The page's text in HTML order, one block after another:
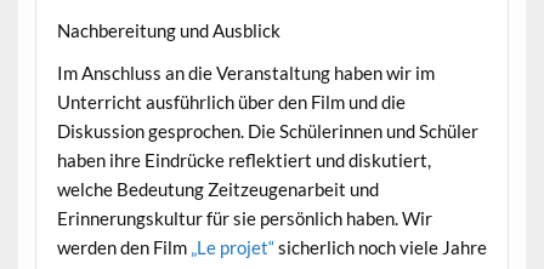
Nachbereitung und Ausblick
Im Anschluss an die Veranstaltung haben wir im
Unterricht ausführlich über den Film und die
Diskussion gesprochen. Die Schülerinnen und Schüler
haben ihre Eindrücke reflektiert und diskutiert,
welche Bedeutung Zeitzeugenarbeit und
Erinnerungskultur für sie persönlich haben. Wir
werden den Film „Le projet“sicherlich noch viele Jahre